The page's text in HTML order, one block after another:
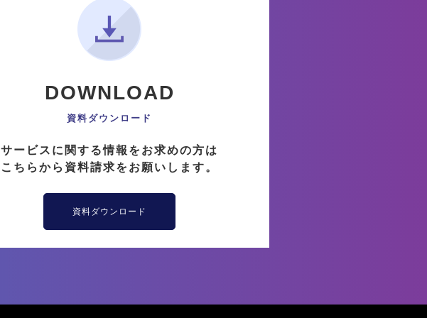
DOWNLOAD
資料ダウンロード
サービスに関する情報をお求めの方は
こちらから資料請求をお願いします。
資料ダウンロード